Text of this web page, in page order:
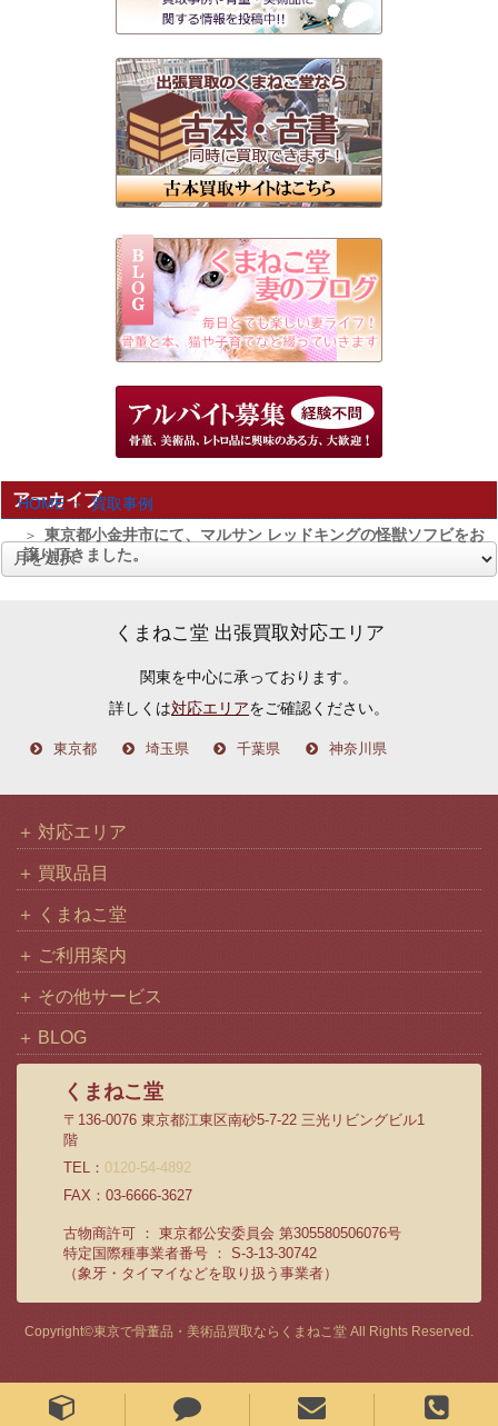
HOME
買取事例
東京都小金井市にて、マルサン レッドキングの怪獣ソフビをお
譲り頂きました。
アーカイブ
くまねこ堂 出張買取対応エリア
関東を中心に承っております。
詳しくは対応エリアをご確認ください。
東京都 埼玉県 千葉県 神奈川県
対応エリア
買取品目
くまねこ堂
ご利用案内
その他サービス
BLOG
くまねこ堂
〒136-0076 東京都江東区南砂5-7-22 三光リビングビル1
階
TEL： 0120-54-4892
FAX：03-6666-3627
古物商許可 ： 東京都公安委員会 第305580506076号
特定国際種事業者番号 ： S-3-13-30742
（象牙・タイマイなどを取り扱う事業者）
Copyright©東京で骨董品・美術品買取ならくまねこ堂 All Rights Reserved.